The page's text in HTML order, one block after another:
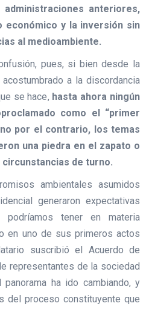
anteriores,
económico y la inversión sin
al medioambiente.
pues, si bien desde la
a la discordancia
se hace, hasta ahora ningún
como el “primer
por el contrario, los temas
una piedra en el zapato o
de turno.
ambientales asumidos
generaron expectativas
tener en materia
en uno de sus primeros actos
suscribió el Acuerdo de
representantes de la sociedad
ha ido cambiando, y
del proceso constituyente que